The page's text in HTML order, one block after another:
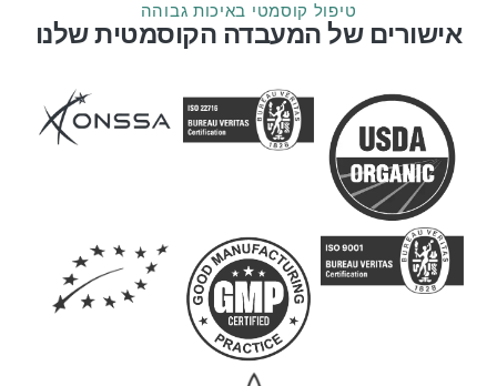
טיפול קוסמטי באיכות גבוהה
אישורים של המעבדה הקוסמטית שלנו